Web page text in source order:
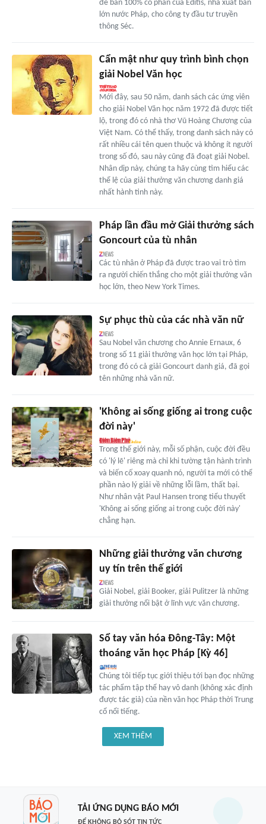
để bán 100% cổ phần của Editis, nhà xuất bản
lớn nước Pháp, cho công ty đầu tư truyền
thông Séc.
Cẩn mật như quy trình bình chọn
giải Nobel Văn học
Mới đây, sau 50 năm, danh sách các ứng viên
cho giải Nobel Văn học năm 1972 đã được tiết
lộ, trong đó có nhà thơ Vũ Hoàng Chương của
Việt Nam. Có thể thấy, trong danh sách này có
rất nhiều cái tên quen thuộc và không ít người
trong số đó, sau này cũng đã đoạt giải Nobel.
Nhân dịp này, chúng ta hãy cùng tìm hiểu các
thể lệ của giải thưởng văn chương danh giá
nhất hành tinh này.
Pháp lần đầu mở Giải thưởng sách
Goncourt của tù nhân
Các tù nhân ở Pháp đã được trao vai trò tìm
ra người chiến thắng cho một giải thưởng văn
học lớn, theo New York Times.
Sự phục thù của các nhà văn nữ
Sau Nobel văn chương cho Annie Ernaux, 6
trong số 11 giải thưởng văn học lớn tại Pháp,
trong đó có cả giải Goncourt danh giá, đã gọi
tên những nhà văn nữ.
'Không ai sống giống ai trong cuộc
đời này'
Trong thế giới này, mỗi số phận, cuộc đời đều
có 'lý lẽ' riêng mà chỉ khi tường tận hành trình
và biến cố xoay quanh nó, người ta mới có thể
phần nào lý giải về những lỗi lầm, thất bại.
Như nhân vật Paul Hansen trong tiểu thuyết
'Không ai sống giống ai trong cuộc đời này'
chẳng hạn.
Những giải thưởng văn chương
uy tín trên thế giới
Giải Nobel, giải Booker, giải Pulitzer là những
giải thưởng nổi bật ở lĩnh vực văn chương.
Sổ tay văn hóa Đông-Tây: Một
thoáng văn học Pháp [Kỳ 46]
Chúng tôi tiếp tục giới thiệu tới bạn đọc những
tác phẩm tập thể hay vô danh (không xác định
được tác giả) của nền văn học Pháp thời Trung
cổ nổi tiếng.
XEM THÊM
TẢI ỨNG DỤNG BÁO MỚI
ĐỂ KHÔNG BỎ SÓT TIN TỨC